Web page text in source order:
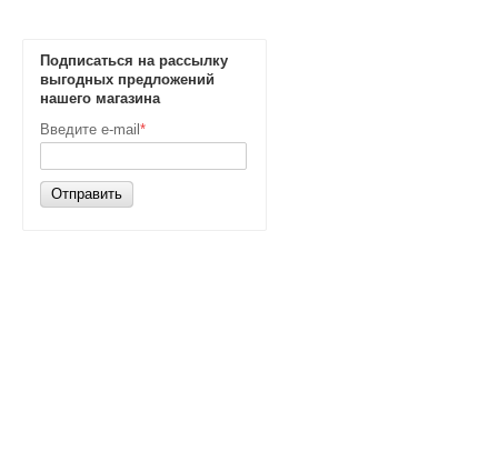
Подписаться на рассылку
выгодных предложений
нашего магазина
Введите e-mail *
Отправить